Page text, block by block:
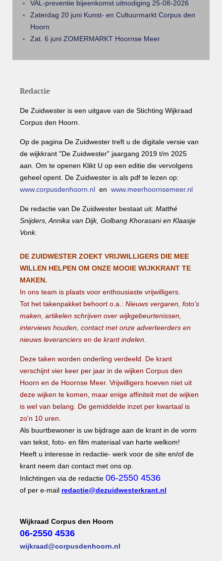
VAL-preventie bijeenkomst uitnodiging 25-08-2026
Zaterdag 20 juni Kunst- en Cultuurmarkt Corpus den
Hoorn
Zat. 6 juni ZOMERMARKT Hoornse Meer
Redactie
De Zuidwester is een uitgave van de Stichting Wijkraad
Corpus den Hoorn.
Op de pagina De Zuidwester treft u de digitale versie van
de wijkkrant "De Zuidwester" jaargang 2019 t/m 2025
aan. Om te openen Klikt U op een editie die vervolgens
geheel opent. De Zuidwester is als pdf te lezen op:
www.corpusdenhoorn.nl en www.meerhoornsemeer.nl
De redactie van De Zuidwester bestaat uit: Matthé
Snijders, Annika van Dijk, Golbang Khorasani en Klaasje
Vonk.
DE ZUIDWESTER ZOEKT VRIJWILLIGERS DIE MEE
WILLEN HELPEN OM ONZE MOOIE WIJKKRANT TE
MAKEN.
In ons team is plaats voor enthousiaste vrijwilligers.
Tot het takenpakket behoort o.a.: Nieuws vergaren, foto’s
maken, artikelen schrijven over wijkgebeurtenissen,
interviews houden, contact met onze adverteerders en
nieuws leveranciers en de krant indelen
Deze taken worden onderling verdeeld. De krant
verschijnt vier keer per jaar in de wijken Corpus den
Hoorn en de Hoornse Meer. Vrijwilligers hoeven niet uit
deze wijken te komen, maar enige affiniteit met de wijken
is wel van belang. De gemiddelde inzet per kwartaal is
zo'n 10 uren.
Als buurtbewoner is uw bijdrage aan de krant in de vorm
van tekst, foto- en film materiaal van harte welkom!
Heeft u interesse in redactie- werk voor de site en/of de
krant neem dan contact met ons op.
Inlichtingen via de redactie 06-2550 4536
of per e-mail redactie@dezuidwesterkrant.nl
Wijkraad Corpus den Hoorn
06-2550 4536
wijkraad@corpusdenhoorn.nl